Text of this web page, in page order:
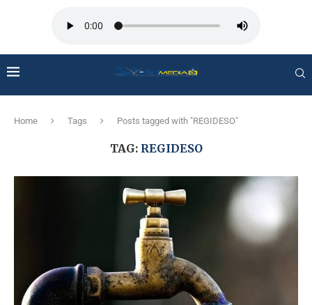
Home Tags Posts tagged with "REGIDESO"
TAG: REGIDESO